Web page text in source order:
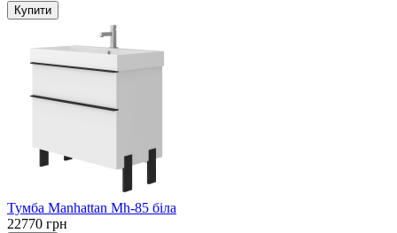
Тумба Manhattan Mh-85 біла
22770 грн